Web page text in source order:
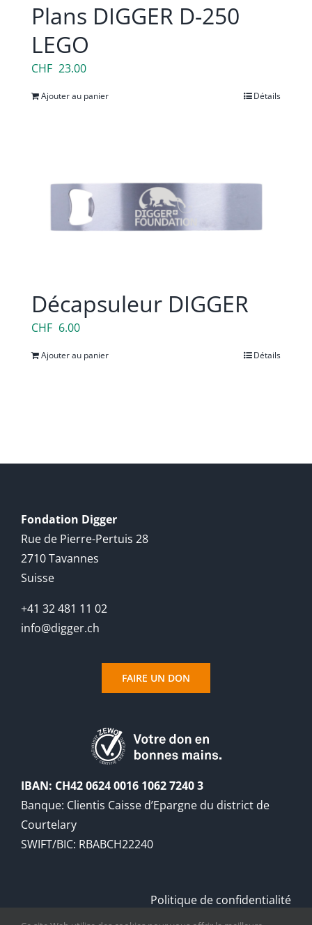
Plans DIGGER D-250
LEGO
CHF 23.00
Ajouter au panier Détails
Décapsuleur DIGGER
CHF 6.00
Ajouter au panier Détails
Fondation Digger
Rue de Pierre-Pertuis 28
2710 Tavannes
Suisse
+41 32 481 11 02
info@digger.ch
FAIRE UN DON
IBAN: CH42 0624 0016 1062 7240 3
Banque: Clientis Caisse d’Epargne du district de
Courtelary
SWIFT/BIC: RBABCH22240
Politique de confidentialité
Registre du commerce